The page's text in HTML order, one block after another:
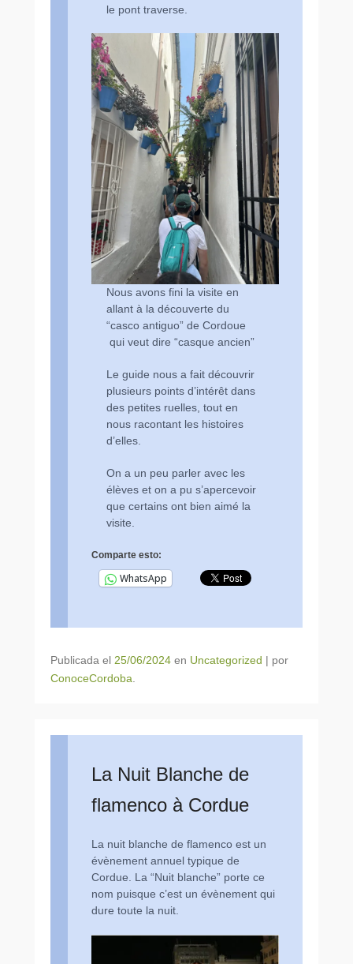
le pont traverse.
Nous avons fini la visite en
allant à la découverte du
“casco antiguo” de Cordoue
qui veut dire “casque ancien”
Le guide nous a fait découvrir
plusieurs points d’intérêt dans
des petites ruelles, tout en
nous racontant les histoires
d’elles.
On a un peu parler avec les
élèves et on a pu s’apercevoir
que certains ont bien aimé la
visite.
Comparte esto:
WhatsApp
Publicada el 25/06/2024 en Uncategorized | por
ConoceCordoba
La Nuit Blanche de
flamenco à Cordue
La nuit blanche de flamenco est un
évènement annuel typique de
Cordue. La “Nuit blanche” porte ce
nom puisque c’est un évènement qui
dure toute la nuit.